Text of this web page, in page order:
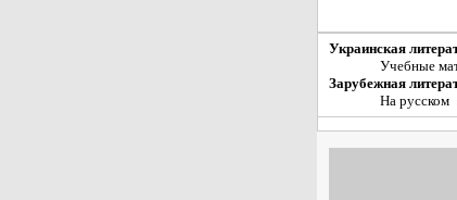
Украинская
Учебные
Зарубежная
На русском